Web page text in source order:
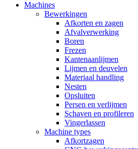
Machines
Bewerkingen
Afkorten en zagen
Afvalverwerking
Boren
Frezen
Kantenaanlijmen
Lijmen en deuvelen
Materiaal handling
Nesten
Opsluiten
Persen en verlijmen
Schaven en profileren
Vingerlassen
Machine types
Afkortzagen